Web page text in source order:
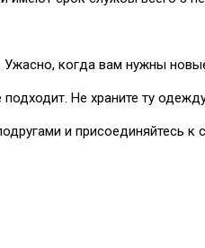
когда вам нужны
Не храните ту
и присоединяйтесь